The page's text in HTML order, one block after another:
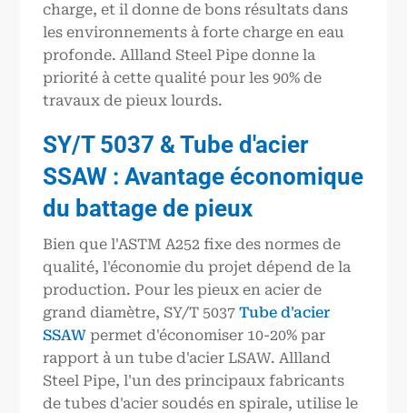
charge, et il donne de bons résultats dans
les environnements à forte charge en eau
profonde. Allland Steel Pipe donne la
priorité à cette qualité pour les 90% de
travaux de pieux lourds.
SY/T 5037 & Tube d'acier
SSAW : Avantage économique
du battage de pieux
Bien que l'ASTM A252 fixe des normes de
qualité, l'économie du projet dépend de la
production. Pour les pieux en acier de
grand diamètre, SY/T 5037Tube d'acier
SSAW permet d'économiser 10-20% par
rapport à un tube d'acier LSAW. Allland
Steel Pipe, l'un des principaux fabricants
de tubes d'acier soudés en spirale, utilise le